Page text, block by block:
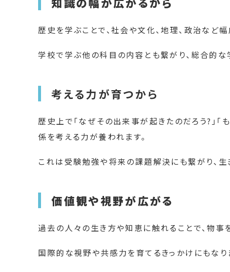
歴史を学ぶことで、社会や文化、地理、政治など
学校で学ぶ他の科目の内容とも繋がり、総合的な
考える力が育つから
歴史上で「なぜその出来事が起きたのだろう?」「
係を考える力が養われます。
これは受験勉強や将来の課題解決にも繋がり、生
価値観や視野が広がる
過去の人々の生き方や知恵に触れることで、物
国際的な視野や共感力を育てるきっかけにもなり